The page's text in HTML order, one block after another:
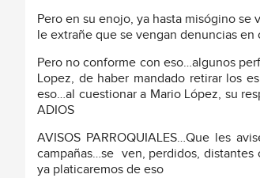
Pero en su enojo, ya hasta misógino
le extrañe que se vengan denuncias
Pero no conforme con eso…algunos
Lopez, de haber mandado retirar los
eso…al cuestionar a Mario López, su
ADIOS
AVISOS PARROQUIALES…Que les
campañas…se ven, perdidos,
ya platicaremos de eso